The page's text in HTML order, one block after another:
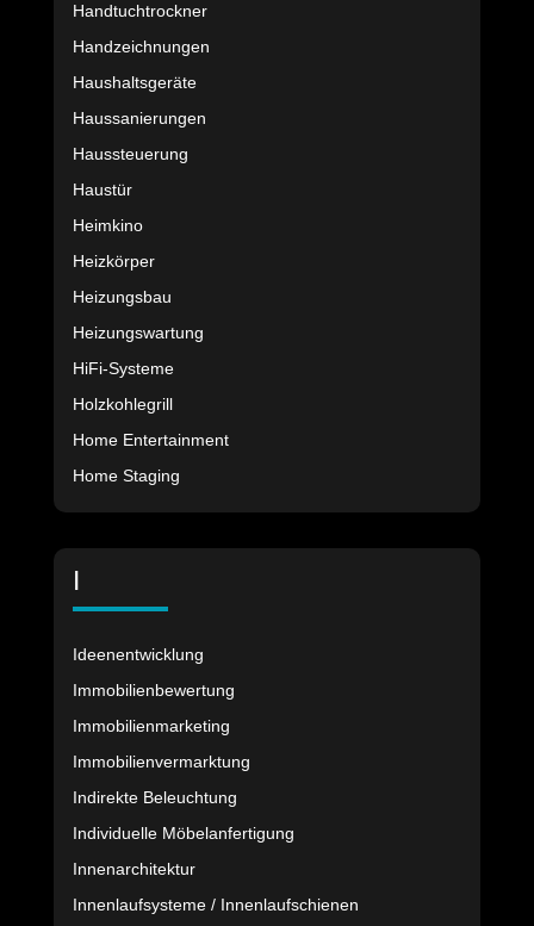
Handtuchtrockner
Handzeichnungen
Haushaltsgeräte
Haussanierungen
Haussteuerung
Haustür
Heimkino
Heizkörper
Heizungsbau
Heizungswartung
HiFi-Systeme
Holzkohlegrill
Home Entertainment
Home Staging
I
Ideenentwicklung
Immobilienbewertung
Immobilienmarketing
Immobilienvermarktung
Indirekte Beleuchtung
Individuelle Möbelanfertigung
Innenarchitektur
Innenlaufsysteme / Innenlaufschienen